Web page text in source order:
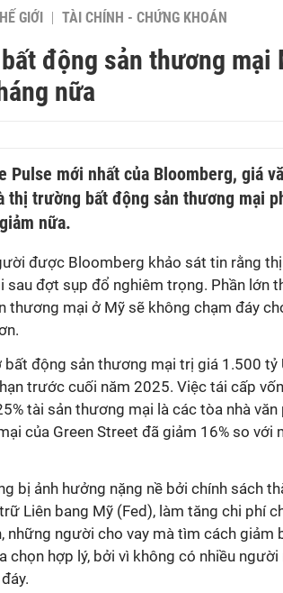
GIỚI TÀI CHÍNH - CHỨNG KHOÁN
động sản thương mại
nữa
Pulse mới nhất của Bloomberg, giá
thị trường bất động sản thương mại
nữa.
được Bloomberg khảo sát tin rằng
sau đợt sụp đổ nghiêm trọng. Phần lớn
thương mại ở Mỹ sẽ không chạm đáy
động sản thương mại trị giá 1.500 tỷ
trước cuối năm 2025. Việc tái cấp
tài sản thương mại là các tòa nhà văn
của Green Street đã giảm 16% so với
bị ảnh hưởng nặng nề bởi chính sách
Liên bang Mỹ (Fed), làm tăng chi phí
những người cho vay mà tìm cách giảm
chọn hợp lý, bởi vì không có nhiều người